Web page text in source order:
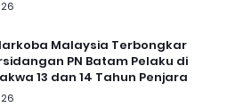
Malaysia Terbongkar
PN Batam Pelaku di
13 dan 14 Tahun Penjara